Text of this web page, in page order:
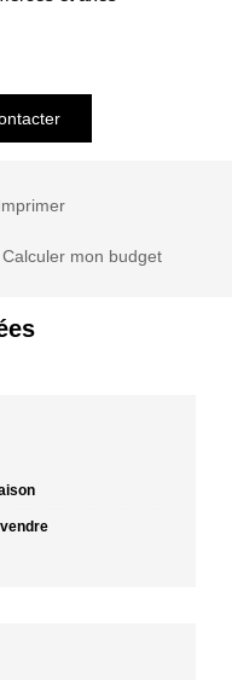
Calculer mon budget